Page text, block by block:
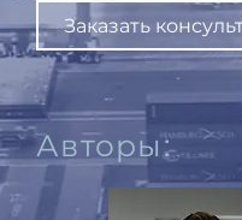
Заказать
Авторы: